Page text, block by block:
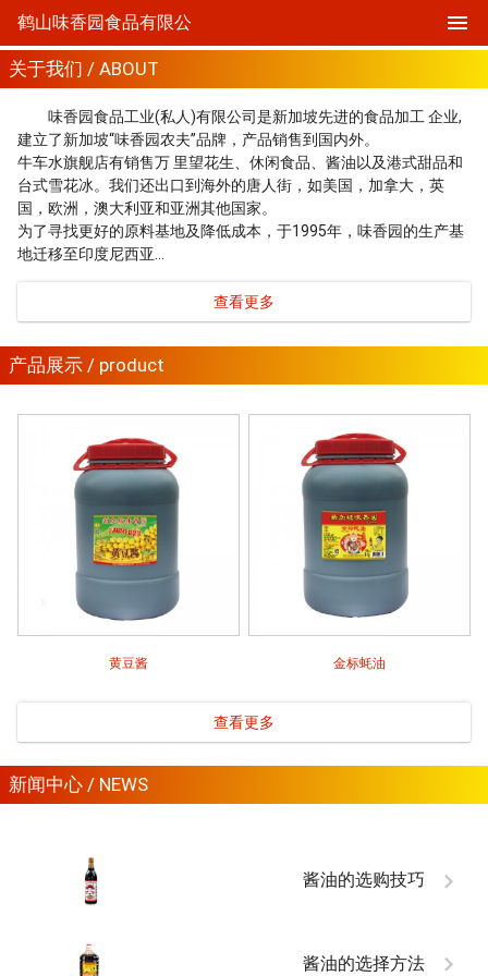
鹤山味香园食品有限公
关于我们 / ABOUT
味香园食品工业(私人)有限公司是新加坡先进的食品加工 企业,
建立了新加坡“味香园农夫”品牌，产品销售到国内外。
牛车水旗舰店有销售万 里望花生、休闲食品、酱油以及港式甜品和
台式雪花冰。我们还出口到海外的唐人街，如美国，加拿大，英
国，欧洲，澳大利亚和亚洲其他国家。
为了寻找更好的原料基地及降低成本，于1995年，味香园的生产基
地迁移至印度尼西亚…
查看更多
产品展示 / product
黄豆酱 金标蚝油
查看更多
新闻中心 / NEWS
酱油的选购技巧
酱油的选择方法